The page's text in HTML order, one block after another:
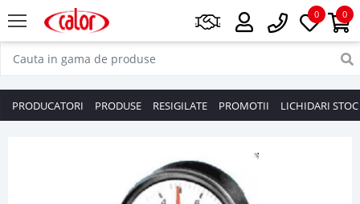
0
0
PRODUCATORI PRODUSE RESIGILATE PROMOTII LICHIDARI STOC